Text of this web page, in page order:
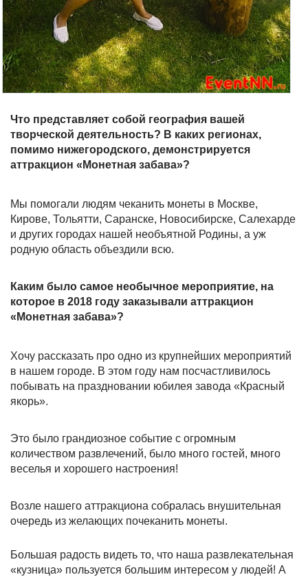
Что представляет собой география вашей
творческой деятельность? В каких регионах,
помимо нижегородского, демонстрируется
аттракцион «Монетная забава»?
Мы помогали людям чеканить монеты в Москве,
Кирове, Тольятти, Саранске, Новосибирске, Салехарде
и других городах нашей необъятной Родины, а уж
родную область объездили всю.
Каким было самое необычное мероприятие, на
которое в 2018 году заказывали аттракцион
«Монетная забава»?
Хочу рассказать про одно из крупнейших мероприятий
в нашем городе. В этом году нам посчастливилось
побывать на праздновании юбилея завода «Красный
якорь».
Это было грандиозное событие с огромным
количеством развлечений, было много гостей, много
веселья и хорошего настроения!
Возле нашего аттракциона собралась внушительная
очередь из желающих почеканить монеты.
Большая радость видеть то, что наша развлекательная
«кузница» пользуется большим интересом у людей! А